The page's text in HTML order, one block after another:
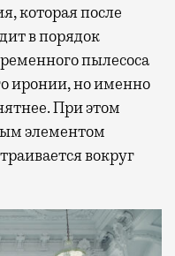
которая после
в порядок
пылесоса
иронии, но именно
При этом
элементом
вокруг